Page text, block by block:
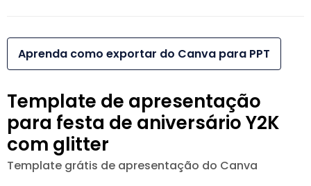
Aprenda como exportar do Canva para PPT
Template de apresentação
para festa de aniversário Y2K
com glitter
Template grátis de apresentação do Canva